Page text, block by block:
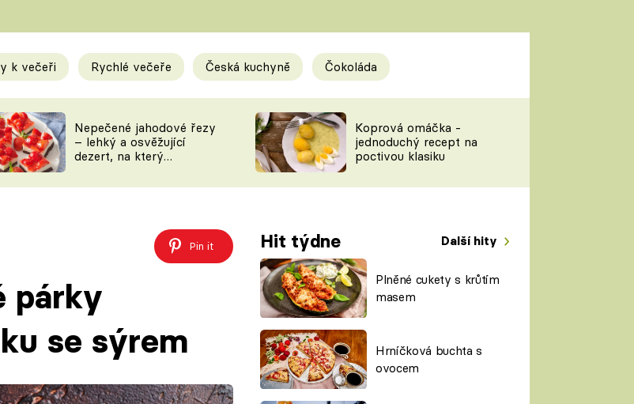
Tipy a triky
KAM ZA JÍDLEM
VYCHYTÁVKY
Novinky
ŠÉFREDAKTORKY
ČASOPIS
Prima LAJK
Sledujte nás
k večeři Rychlé večeře Česká kuchyně Čokoláda
Nepečené jahodové řezy
– lehký a osvěžující
dezert, na který
Koprová omáčka -
jednoduchý recept na
poctivou klasiku
Pin it Hit týdne Další hity
Plněné cukety s krůtím
masem
Hrníčková buchta s
ovocem
párky
se sýrem